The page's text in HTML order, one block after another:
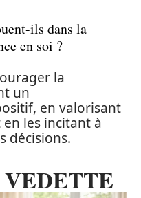
ils dans la
en soi ?
la
un
en valorisant
les incitant à
décisions.